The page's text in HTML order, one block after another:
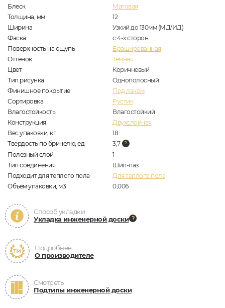
Блеск
Матовая
Толщина, мм
12
Ширина
Узкий до 130мм (МД/ИД)
Фаска
с 4-х сторон
Поверхность на ощупь
Брашированная
Оттенок
Тёмная
Цвет
Коричневый
Тип рисунка
Однополосный
Финишное покрытие
Под лаком
Сортировка
Рустик
Влагостойкость
Влагостойкий
Конструкция
Двухслойная
Вес упаковки, кг
18
Твердость по бринелю, ед
3,7
Полезный слой
1
Тип соединения
Шип-паз
Подходит для теплого пола
Для теплого пола
Объём упаковки, м3
0,006
Способ укладки
Укладка инженерной доски
Подробнее
О производителе
Смотреть
Подтипы инженерной доски